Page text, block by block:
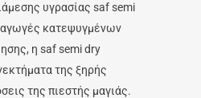
υγρασίας saf semi
κατεψυγμένων
η saf semi dry
της ξηρής
της πιεστής μαγιάς.